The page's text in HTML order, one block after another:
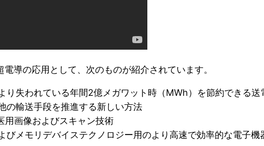
導の応用として、次のものが紹介されています。
り失われている年間2億メガワット時（MWh）を節約できる送
の輸送手段を推進する新しい方法
用画像およびスキャン技術
びメモリデバイステクノロジー用のより高速で効率的な電子機